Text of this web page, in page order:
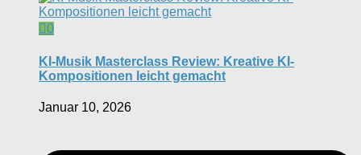
0
KI-Musik Masterclass Review: Kreative KI-
Kompositionen leicht gemacht
Januar 10, 2026